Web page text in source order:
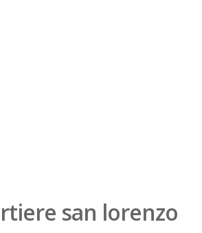
san lorenzo